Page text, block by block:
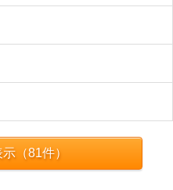
（81件）